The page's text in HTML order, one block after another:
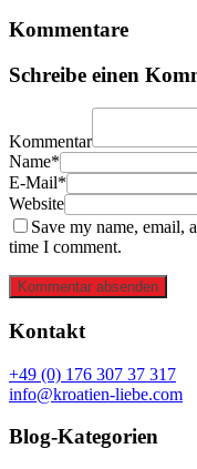
Kommentare
Schreibe einen
Kommentar
Name*
E-Mail*
Website
Save my name, email,
time I comment.
Kommentar absenden
Kontakt
+49 (0) 176 307 37 317
info@kroatien-liebe.com
Blog-Kategorien